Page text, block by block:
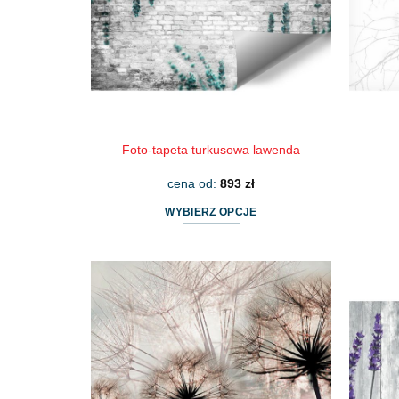
wybrać
na
stronie
produktu
Foto-tapeta turkusowa lawenda
cena od: 893 zł
WYBIERZ OPCJE
ma
wiele
wariantów.
Opcje
można
wybrać